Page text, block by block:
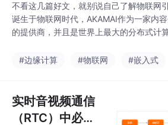
不看这几篇好文，就别说自己了解物联
诞生于物联网时代，AKAMAI作为一家内
的提供商，并且是世界上最大的分布式计
计算技术的突破，特别是对物联网领域而
#边缘计算 #物联网 #嵌入式
实时音视频通信
（RTC）中必须